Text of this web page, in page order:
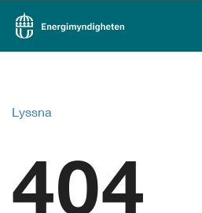
Lyssna
404